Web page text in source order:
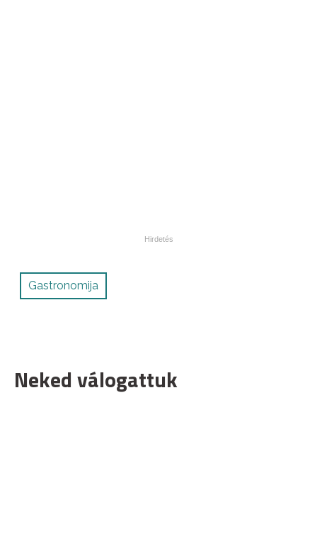
Gastronomija
Neked válogattuk